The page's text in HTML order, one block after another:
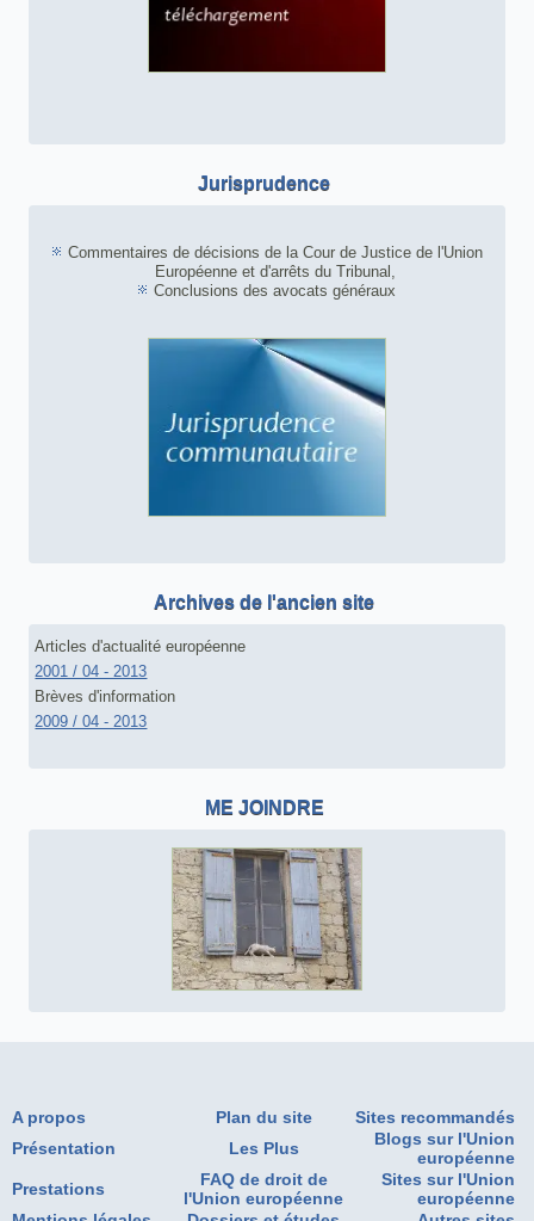
Jurisprudence
Commentaires de décisions de la Cour de Justice de l'Union
Européenne et d'arrêts du Tribunal,
Conclusions des avocats généraux
Archives de l'ancien site
Articles d'actualité européenne
2001 / 04 - 2013
Brèves d'information
2009 / 04 - 2013
ME JOINDRE
A propos Plan du site
Sites recommandés
Présentation
Les Plus
Blogs sur l'Union
européenne
Prestations
FAQ de droit de
l'Union européenne
Sites sur l'Union
européenne